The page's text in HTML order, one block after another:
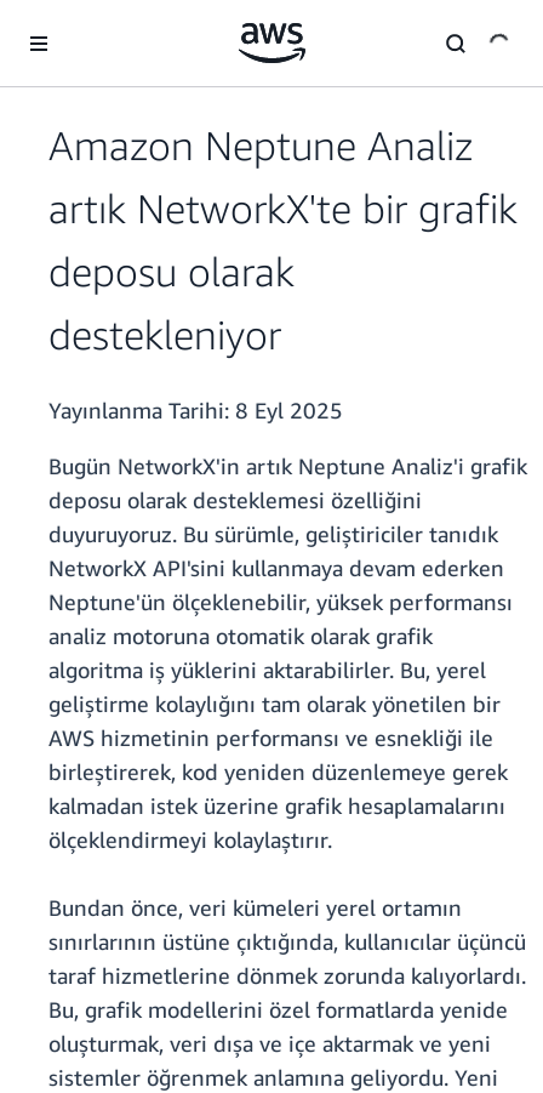
Amazon Neptune Analiz
artık NetworkX'te bir grafik
deposu olarak
destekleniyor
Yayınlanma Tarihi: 8 Eyl 2025
Bugün NetworkX'in artık Neptune Analiz'i grafik
deposu olarak desteklemesi özelliğini
duyuruyoruz. Bu sürümle, geliştiriciler tanıdık
NetworkX API'sini kullanmaya devam ederken
Neptune'ün ölçeklenebilir, yüksek performansı
analiz motoruna otomatik olarak grafik
algoritma iş yüklerini aktarabilirler. Bu, yerel
geliştirme kolaylığını tam olarak yönetilen bir
AWS hizmetinin performansı ve esnekliği ile
birleştirerek, kod yeniden düzenlemeye gerek
kalmadan istek üzerine grafik hesaplamalarını
ölçeklendirmeyi kolaylaştırır.
Bundan önce, veri kümeleri yerel ortamın
sınırlarının üstüne çıktığında, kullanıcılar üçüncü
taraf hizmetlerine dönmek zorunda kalıyorlardı.
Bu, grafik modellerini özel formatlarda yenide
oluşturmak, veri dışa ve içe aktarmak ve yeni
sistemler öğrenmek anlamına geliyordu. Yeni